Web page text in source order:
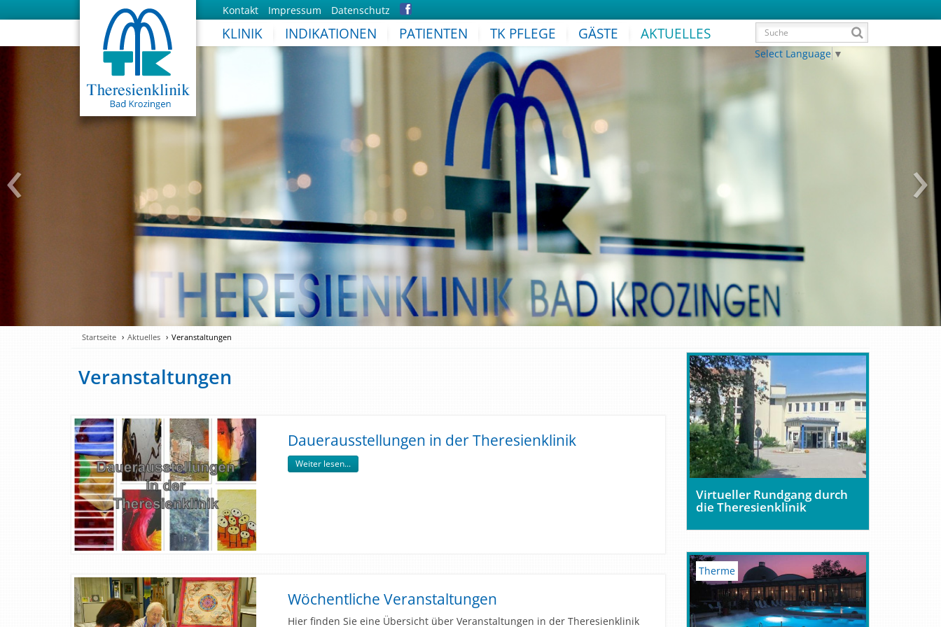
Kontakt Impressum Datenschutz
KLINIK INDIKATIONEN PATIENTEN TK PFLEGE GÄSTE AKTUELLES
Select Language ▼
‹ ›
Startseite Aktuelles Veranstaltungen
Veranstaltungen
Dauerausstellungen in der Theresienklinik
Weiter lesen...
Wöchentliche Veranstaltungen
Hier finden Sie eine Übersicht über Veranstaltungen in der Theresienklinik
Virtueller Rundgang durch
die Theresienklinik
Therme